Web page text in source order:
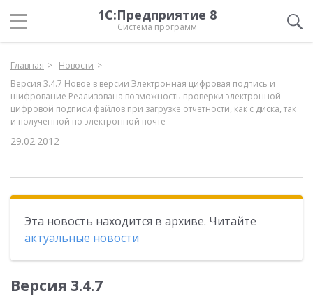
1С:Предприятие 8
Система программ
Главная
Новости
Версия 3.4.7 Новое в версии Электронная цифровая подпись и
шифрование Реализована возможность проверки электронной
цифровой подписи файлов при загрузке отчетности, как с диска, так
и полученной по электронной почте
29.02.2012
Эта новость находится в архиве. Читайте
актуальные новости
Версия 3.4.7